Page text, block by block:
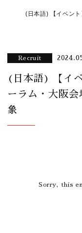
(日本語) 【イベン
Recruit
(日本語) 【イ
ーラム・大阪
象
Sorry, this